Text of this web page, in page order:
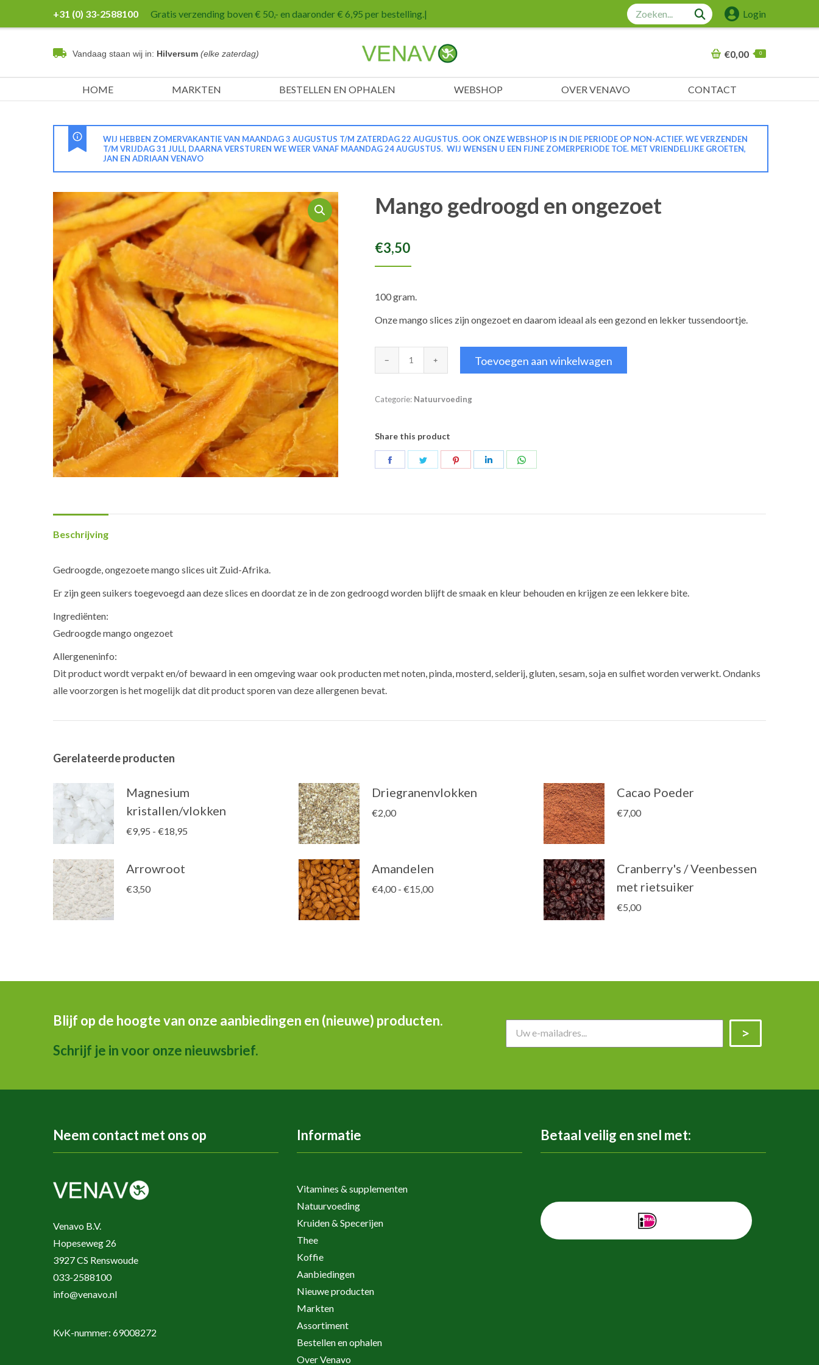
+31 (0) 33-2588100 Gratis verzending boven € 50,- en daaronder € 6,95 per bestelling. | Zoeken: Login
Vandaag staan wij in: Hilversum (elke zaterdag) €0,00 0
HOME MARKTEN BESTELLEN EN OPHALEN WEBSHOP OVER VENAVO CONTACT
WIJ HEBBEN ZOMERVAKANTIE VAN MAANDAG 3 AUGUSTUS T/M ZATERDAG 22 AUGUSTUS. OOK ONZE WEBSHOP IS IN DIE PERIODE OP NON-ACTIEF. WE VERZENDEN
T/M VRIJDAG 31 JULI, DAARNA VERSTUREN WE WEER VANAF MAANDAG 24 AUGUSTUS. WIJ WENSEN U EEN FIJNE ZOMERPERIODE TOE. MET VRIENDELIJKE GROETEN,
JAN EN ADRIAAN VENAVO
Mango gedroogd en ongezoet
€3,50
100 gram.
Onze mango slices zijn ongezoet en daarom ideaal als een gezond en lekker tussendoortje.
gedroogd
ongezoet
Toevoegen aan winkelwagen
Categorie: Natuurvoeding
Share this product
Beschrijving
Gedroogde, ongezoete mango slices uit Zuid-Afrika.
Er zijn geen suikers toegevoegd aan deze slices en doordat ze in de zon gedroogd worden blijft de smaak en kleur behouden en krijgen ze een lekkere bite.
Ingrediënten:
Gedroogde mango ongezoet
Allergeneninfo:
Dit product wordt verpakt en/of bewaard in een omgeving waar ook producten met noten, pinda, mosterd, selderij, gluten, sesam, soja en sulfiet worden verwerkt. Ondanks
alle voorzorgen is het mogelijk dat dit product sporen van deze allergenen bevat.
Gerelateerde producten
Magnesium
kristallen/vlokken
€9,95 - €18,95
Driegranenvlokken
€2,00
Cacao Poeder
€7,00
Arrowroot
€3,50
Amandelen
€4,00 - €15,00Prijsklasse:
Cranberry's / Veenbessen
met rietsuiker
€5,00
Blijf op de hoogte van onze aanbiedingen en (nieuwe) producten.
Schrijf je in voor onze nieuwsbrief.
Neem contact met ons op
Venavo B.V.
Hopeseweg 26
3927 CS Renswoude
033-2588100
info@venavo.nl
KvK-nummer: 69008272
Informatie
Vitamines & supplementen
Natuurvoeding
Kruiden & Specerijen
Thee
Koffie
Aanbiedingen
Nieuwe producten
Markten
Assortiment
Bestellen en ophalen
Over Venavo
Betaal veilig en snel met: